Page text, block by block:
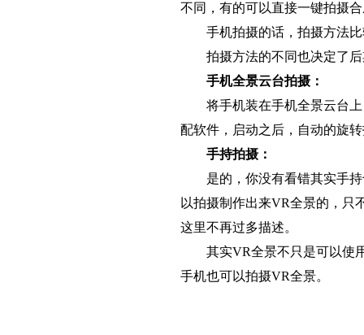
不同，有的可以直接一键拍摄
手机拍摄的话，拍摄方法比
拍摄方法的不同也决定了后
手机全景云台拍摄：
将手机装在手机全景云台上
配软件，启动之后，自动的旋
手持拍摄：
是的，你没有看错其实手持
以拍摄制作出来VR全景的，只
这里不再过多描述。
其实VR全景不只是可以使用
手机也可以拍摄VR全景。